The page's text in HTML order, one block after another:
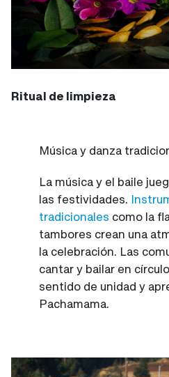
Ritual de limpieza
Música y danza
La música y el baile
las festividades.
tradicionales como la
tambores crean una
la celebración. Las
cantar y bailar en
sentido de unidad y
Pachamama.